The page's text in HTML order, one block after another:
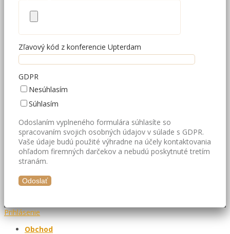
Zľavový kód z konferencie Upterdam
GDPR
Nesúhlasím
Súhlasím
Odoslaním vyplneného formulára súhlasíte so
spracovaním svojich osobných údajov v súlade s GDPR.
Vaše údaje budú použité výhradne na účely kontaktovania
ohľadom firemných darčekov a nebudú poskytnuté tretím
stranám.
Prihlásenie
Obchod